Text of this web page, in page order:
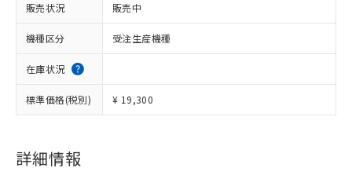
販売状況 販売中
機種区分 受注生産機種
在庫状況
標準価格(税別) ¥ 19,300
詳細情報